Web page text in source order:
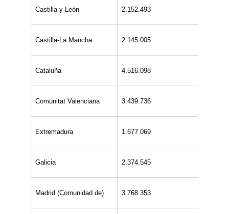
Castilla y León 2.152.493
Castilla-La Mancha 2.145.005
Cataluña 4.516.098
Comunitat Valenciana 3.439.736
Extremadura 1.677.069
Galicia 2.374.545
Madrid (Comunidad de) 3.768.353